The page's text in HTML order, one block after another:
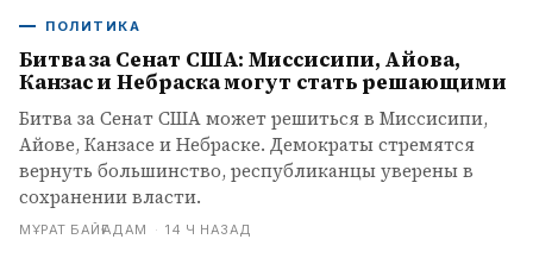
ПОЛИТИКА
Битва за Сенат США: Миссисипи, Айова,
Канзас и Небраска могут стать решающими
Битва за Сенат США может решиться в Миссисипи,
Айове, Канзасе и Небраске. Демократы стремятся
вернуть большинство, республиканцы уверены в
сохранении власти.
МҰРАТ БАЙҒАДАМ · 14 Ч НАЗАД